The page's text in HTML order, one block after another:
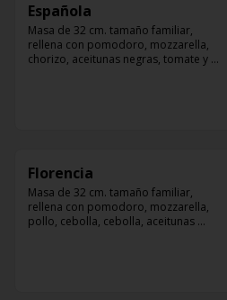
Española
Masa de 32 cm. tamaño familiar,
rellena con pomodoro, mozzarella,
chorizo, aceitunas negras, tomate y
Florencia
Masa de 32 cm. tamaño familiar,
rellena con pomodoro, mozzarella,
pollo, cebolla, cebolla, aceitunas